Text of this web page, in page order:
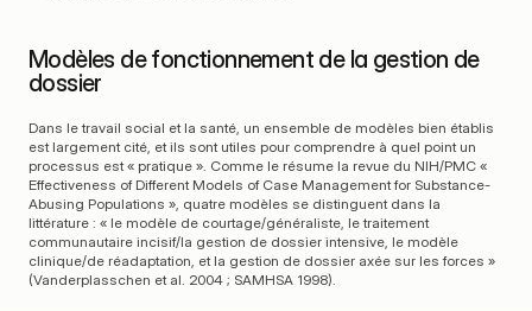
Modèles de fonctionnement de la gestion de
dossier
Dans le travail social et la santé, un ensemble de modèles bien établis
est largement cité, et ils sont utiles pour comprendre à quel point un
processus est « pratique ». Comme le résume la revue du NIH/PMC «
Effectiveness of Different Models of Case Management for Substance-
Abusing Populations », quatre modèles se distinguent dans la
littérature : « le modèle de courtage/généraliste, le traitement
communautaire incisif/la gestion de dossier intensive, le modèle
clinique/de réadaptation, et la gestion de dossier axée sur les forces »
(Vanderplasschen et al. 2004 ; SAMHSA 1998).